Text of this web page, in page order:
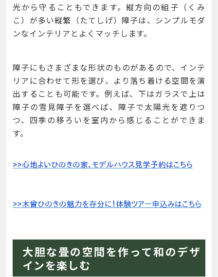
光から守ることもできます。縦方向の組子（くみ
こ）が多い縦繁（たてしげ）障子は、シンプルモダ
ンなインテリアとよくマッチします。
障子にもさまざまな形状のものがあるので、インテ
リアに合わせて形を選び、より落ち着ける空間を演
出することも可能です。例えば、下はガラスで上は
障子の雪見障子を選べば、障子で太陽光を遮りつ
つ、四季の移ろいを室内から感じることができま
す。
大胆な畳の空間を作って和のデザ
インを楽しむ